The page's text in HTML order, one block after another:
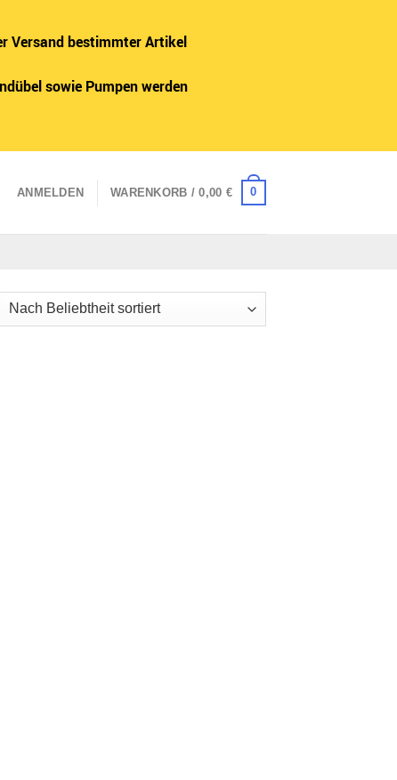
Versand bestimmter Artikel
sowie Pumpen werden
ANMELDEN WARENKORB /0,00 € 0